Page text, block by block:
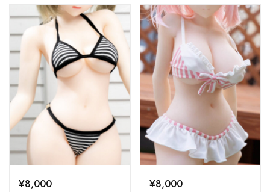
¥8,000
¥8,000